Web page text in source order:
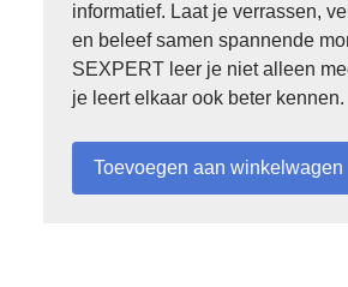
informatief. Laat je verrassen,
en beleef samen spannende
SEXPERT leer je niet alleen
je leert elkaar ook beter kennen.